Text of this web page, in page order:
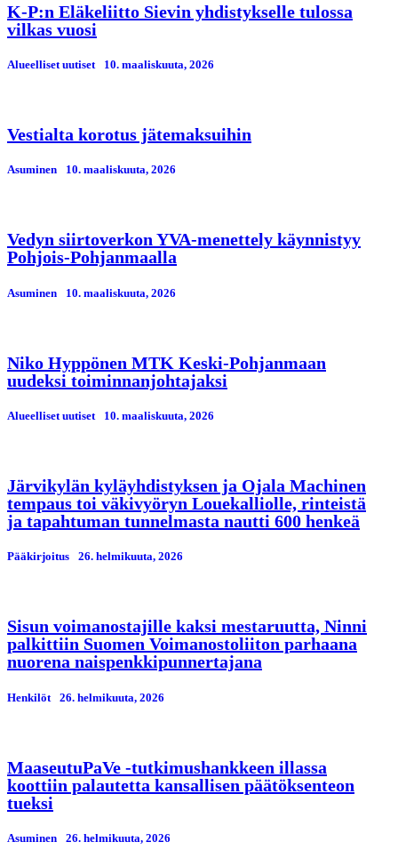
K-P:n Eläkeliitto Sievin yhdistykselle tulossa
vilkas vuosi
Alueelliset uutiset 10. maaliskuuta, 2026
Vestialta korotus jätemaksuihin
Asuminen 10. maaliskuuta, 2026
Vedyn siirtoverkon YVA-menettely käynnistyy
Pohjois-Pohjanmaalla
Asuminen 10. maaliskuuta, 2026
Niko Hyppönen MTK Keski-Pohjanmaan
uudeksi toiminnanjohtajaksi
Alueelliset uutiset 10. maaliskuuta, 2026
Järvikylän kyläyhdistyksen ja Ojala Machinen
tempaus toi väkivyöryn Louekalliolle, rinteistä
ja tapahtuman tunnelmasta nautti 600 henkeä
Pääkirjoitus 26. helmikuuta, 2026
Sisun voimanostajille kaksi mestaruutta, Ninni
palkittiin Suomen Voimanostoliiton parhaana
nuorena naispenkkipunnertajana
Henkilöt 26. helmikuuta, 2026
MaaseutuPaVe -tutkimushankkeen illassa
koottiin palautetta kansallisen päätöksenteon
tueksi
Asuminen 26. helmikuuta, 2026